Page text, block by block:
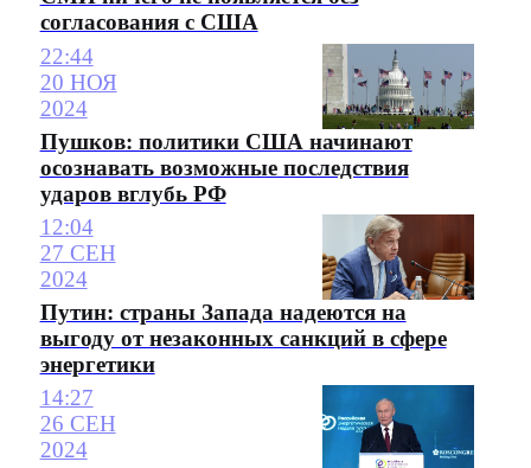
согласования с США
22:44
20 НОЯ
2024
Пушков: политики США начинают
осознавать возможные последствия
ударов вглубь РФ
12:04
27 СЕН
2024
Путин: страны Запада надеются на
выгоду от незаконных санкций в сфере
энергетики
14:27
26 СЕН
2024